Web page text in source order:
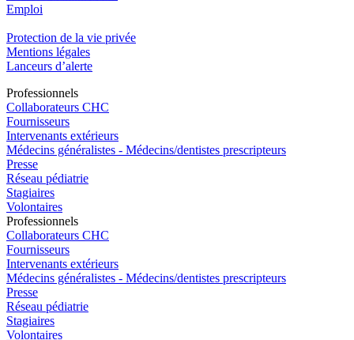
Emploi​
Protection de la vie privée
Mentions légales
Lanceurs d’alerte
Professionnels
Collaborateurs CHC
Fournisseurs
Intervenants extérieurs
Médecins généralistes - Médecins/dentistes prescripteurs
Presse
Réseau pédiatrie
Stagiaires
Volontaires
Professionnels
Collaborateurs CHC
Fournisseurs
Intervenants extérieurs
Médecins généralistes - Médecins/dentistes prescripteurs
Presse
Réseau pédiatrie
Stagiaires
Volontaires